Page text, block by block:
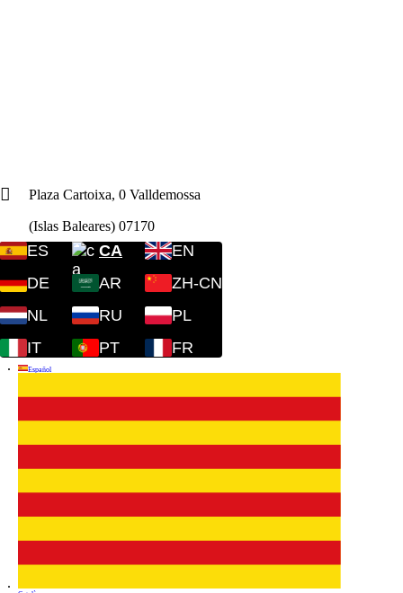
Plaza Cartoixa, 0 Valldemossa
(Islas Baleares) 07170
ES CA
EN
DE
AR
ZH-CN
NL
RU
PL
IT
PT FR